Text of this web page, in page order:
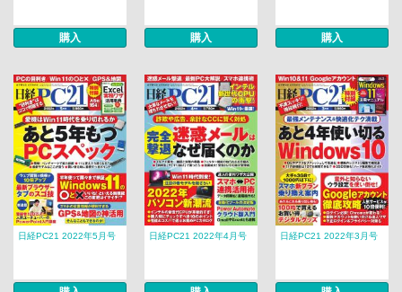
購入 購入 購入
日経PC21 2022年5月号 日経PC21 2022年4月号 日経PC21 2022年3月号